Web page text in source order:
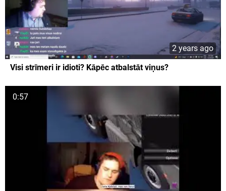
2 years ago
Visi strīmeri ir idioti? Kāpēc atbalstāt viņus?
0:57